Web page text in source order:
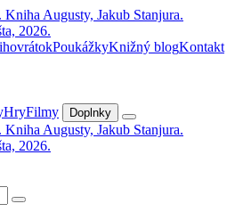
PoukážkyKnižný blogKontakt
HryFilmy Doplnky